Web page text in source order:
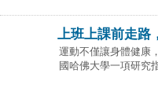
上班上課前走路
運動不僅讓身體健康
國哈佛大學一項研究